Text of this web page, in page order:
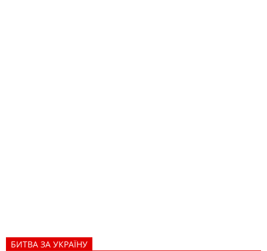
БИТВА ЗА УКРАЇНУ